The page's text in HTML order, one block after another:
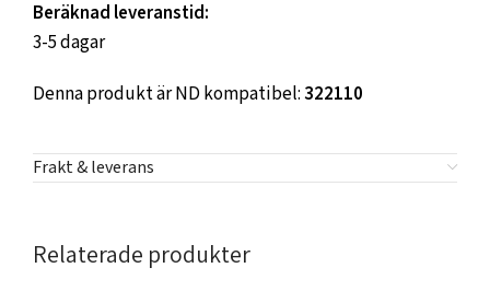
Beräknad leveranstid:
3-5 dagar
Denna produkt är ND kompatibel:322110
Frakt & leverans
Relaterade produkter